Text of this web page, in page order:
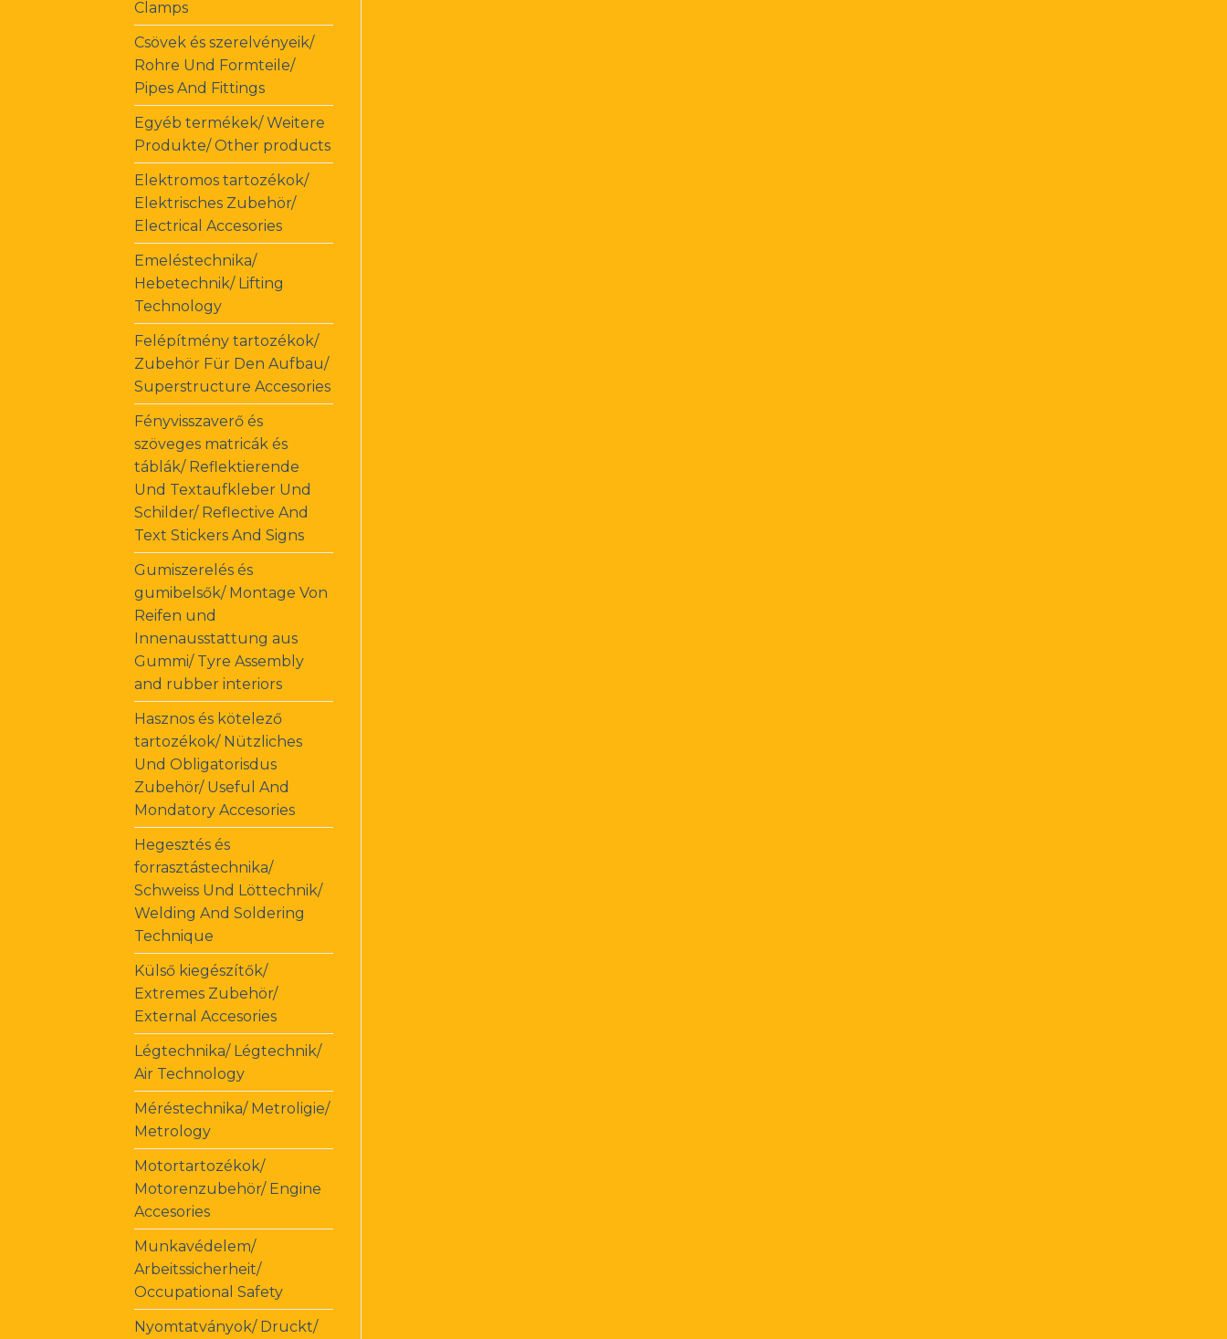
Clamps
Csövek és szerelvényeik/
Rohre Und Formteile/
Pipes And Fittings
Egyéb termékek/ Weitere
Produkte/ Other products
Elektromos tartozékok/
Elektrisches Zubehör/
Electrical Accesories
Emeléstechnika/
Hebetechnik/ Lifting
Technology
Felépítmény tartozékok/
Zubehör Für Den Aufbau/
Superstructure Accesories
Fényvisszaverő és
szöveges matricák és
táblák/ Reflektierende
Und Textaufkleber Und
Schilder/ Reflective And
Text Stickers And Signs
Gumiszerelés és
gumibelsők/ Montage Von
Reifen und
Innenausstattung aus
Gummi/ Tyre Assembly
and rubber interiors
Hasznos és kötelező
tartozékok/ Nützliches
Und Obligatorisdus
Zubehör/ Useful And
Mondatory Accesories
Hegesztés és
forrasztástechnika/
Schweiss Und Löttechnik/
Welding And Soldering
Technique
Külső kiegészítők/
Extremes Zubehör/
External Accesories
Légtechnika/ Légtechnik/
Air Technology
Méréstechnika/ Metroligie/
Metrology
Motortartozékok/
Motorenzubehör/ Engine
Accesories
Munkavédelem/
Arbeitssicherheit/
Occupational Safety
Nyomtatványok/ Druckt/